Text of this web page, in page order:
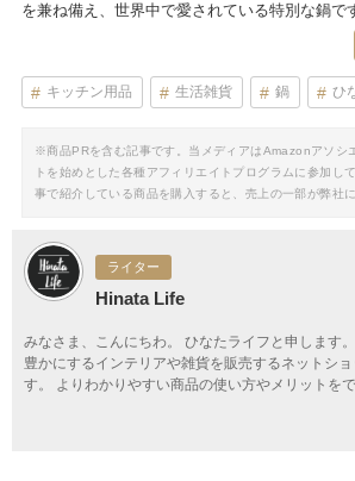
を兼ね備え、世界中で愛されている特別な鍋で
キッチン用品 生活雑貨 鍋 ひ
※商品PRを含む記事です。当メディアはAmazonアソシ
トを始めとした各種アフィリエイトプログラムに参加し
事で紹介している商品を購入すると、売上の一部が弊社に
ライター
Hinata Life
みなさま、こんにちわ。 ひなたライフと申します
豊かにするインテリアや雑貨を販売するネットシ
す。 よりわかりやすい商品の使い方やメリットを